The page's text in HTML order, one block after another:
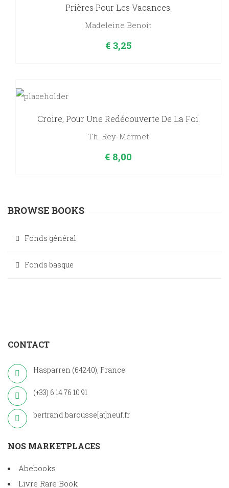
Prières Pour Les Vacances.
Madeleine Benoît
€ 3,25
Croire, Pour Une Redécouverte De La Foi.
Th. Rey-Mermet
€ 8,00
BROWSE BOOKS
Fonds général
Fonds basque
CONTACT
Hasparren (64240), France
(+33) 6 14 76 10 91
bertrand.barousse[at]neuf.fr
NOS MARKETPLACES
Abebooks
Livre Rare Book